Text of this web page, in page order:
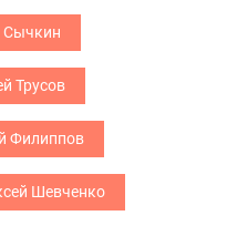
Сычкин
Трусов
Филиппов
Шевченко